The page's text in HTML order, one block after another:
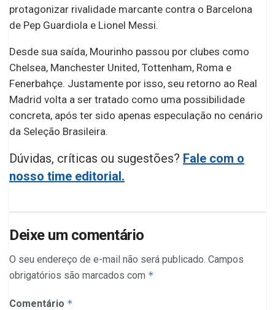
protagonizar rivalidade marcante contra o Barcelona
de Pep Guardiola e Lionel Messi.
Desde sua saída, Mourinho passou por clubes como
Chelsea, Manchester United, Tottenham, Roma e
Fenerbahçe. Justamente por isso, seu retorno ao Real
Madrid volta a ser tratado como uma possibilidade
concreta, após ter sido apenas especulação no cenário
da Seleção Brasileira.
Dúvidas, críticas ou sugestões? Fale com o
nosso time editorial.
Deixe um comentário
O seu endereço de e-mail não será publicado. Campos
obrigatórios são marcados com *
Comentário *